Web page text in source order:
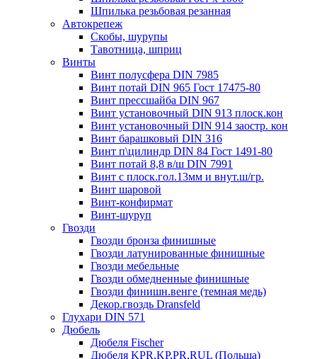
Шпилька резьбовая резанная
Автокрепеж
Скобы, шурупы
Тавотница, шприц
Винты
Винт полусфера DIN 7985
Винт потай DIN 965 Гост 17475-80
Винт прессшайба DIN 967
Винт установочный DIN 913 плоск.кон
Винт установочный DIN 914 заостр. кон
Винт барашковый DIN 316
Винт п\цилиндр DIN 84 Гост 1491-80
Винт потай 8,8 в/ш DIN 7991
Винт с плоск.гол.13мм и внут.ш/гр.
Винт шаровой
Винт-конфирмат
Винт-шуруп
Гвозди
Гвозди бронза финишные
Гвозди латунированные финишные
Гвозди мебельные
Гвозди обмедненные финишные
Гвозди финишн.венге (темная медь)
Декор.гвоздь Dransfeld
Глухари DIN 571
Дюбель
Дюбеля Fischer
Дюбеля KPR,KP,PR,RUL (Польша)